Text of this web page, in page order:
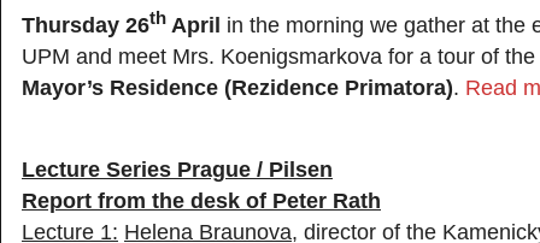
Thursday 26th April in the morning we gather at the
UPM and meet Mrs. Koenigsmarkova for a tour of
Mayor’s Residence (Rezidence Primatora). Read
Lecture Series Prague / Pilsen
Report from the desk of Peter Rath
Lecture 1: Helena Braunova, director of the